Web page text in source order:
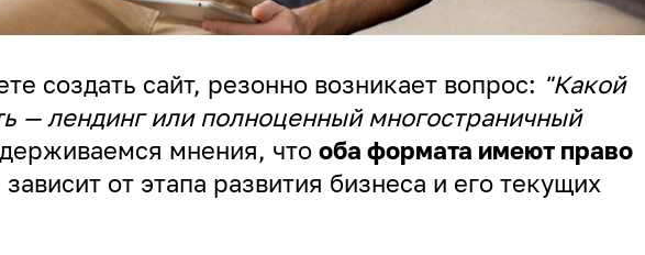
создать сайт, резонно возникает вопрос: "Какой
— лендинг или полноценный многостраничный
мнения, что оба формата имеют право
от этапа развития бизнеса и его текущих